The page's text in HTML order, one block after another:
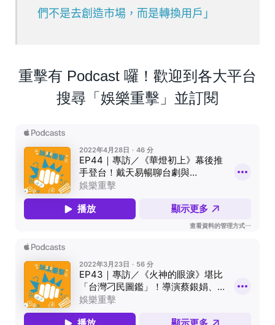
們不是去創造市場，而是轉換用戶」
重擊有 Podcast 囉！歡迎到各大平台
搜尋「娛樂重擊」並訂閱